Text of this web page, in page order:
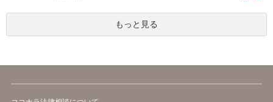
もっと見る